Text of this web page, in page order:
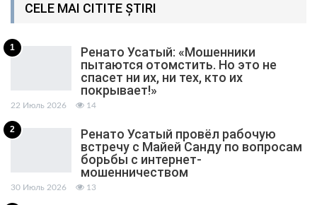
CELE MAI CITITE ȘTIRI
1
Ренато Усатый: «Мошенники
пытаются отомстить. Но это не
спасет ни их, ни тех, кто их
покрывает!»
22 Июль 2026 14
2
Ренато Усатый провёл рабочую
встречу с Майей Санду по вопросам
борьбы с интернет-
мошенничеством
30 Июль 2026 13